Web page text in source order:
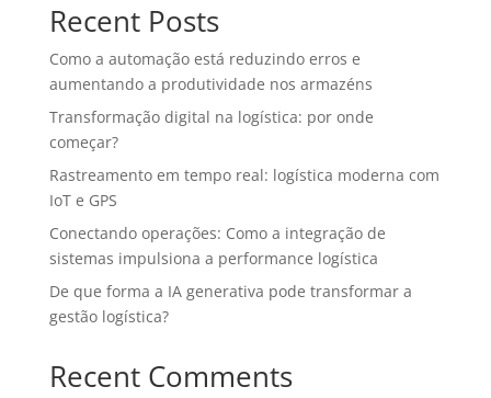
Recent Posts
Como a automação está reduzindo erros e
aumentando a produtividade nos armazéns
Transformação digital na logística: por onde
começar?
Rastreamento em tempo real: logística moderna com
IoT e GPS
Conectando operações: Como a integração de
sistemas impulsiona a performance logística
De que forma a IA generativa pode transformar a
gestão logística?
Recent Comments